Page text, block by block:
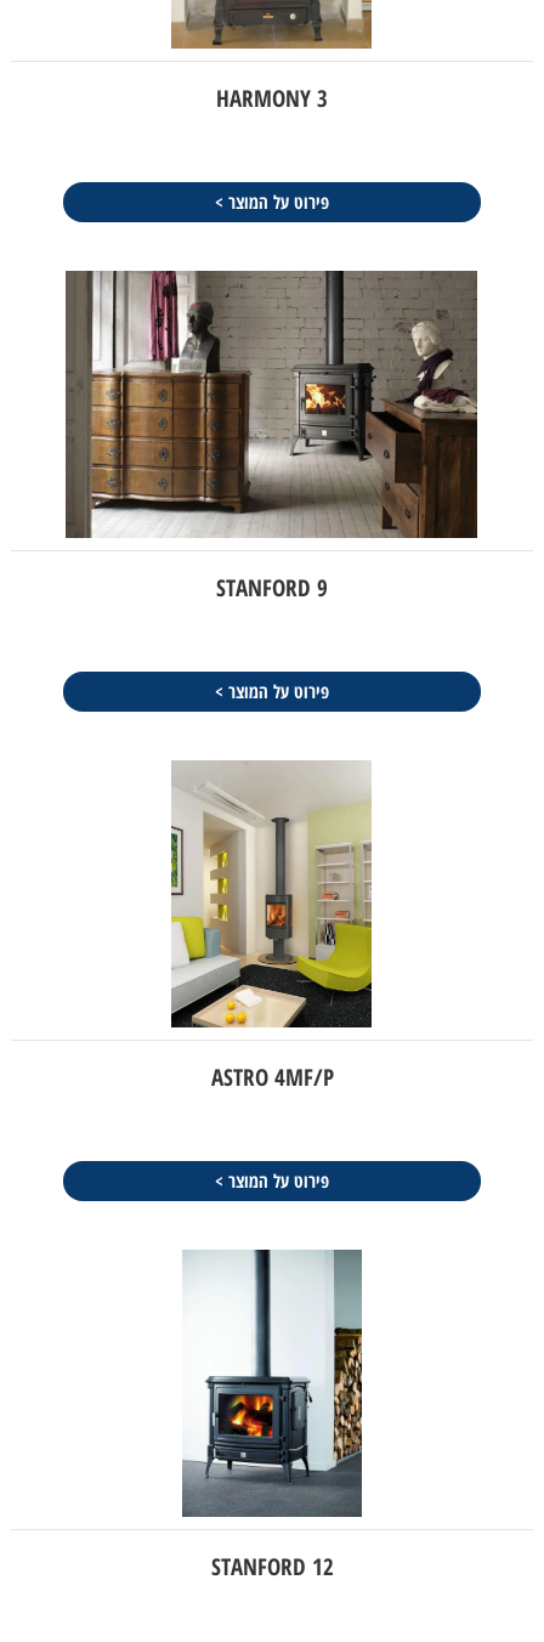
HARMONY 3
פירוט על המוצר >
STANFORD 9
פירוט על המוצר >
ASTRO 4MF/P
פירוט על המוצר >
STANFORD 12